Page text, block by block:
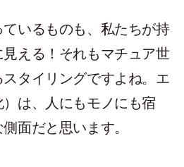
いるものも、私たちが持
える！それもマチュア世
タイリングですよね。エ
は、人にもモノにも宿
面だと思います。